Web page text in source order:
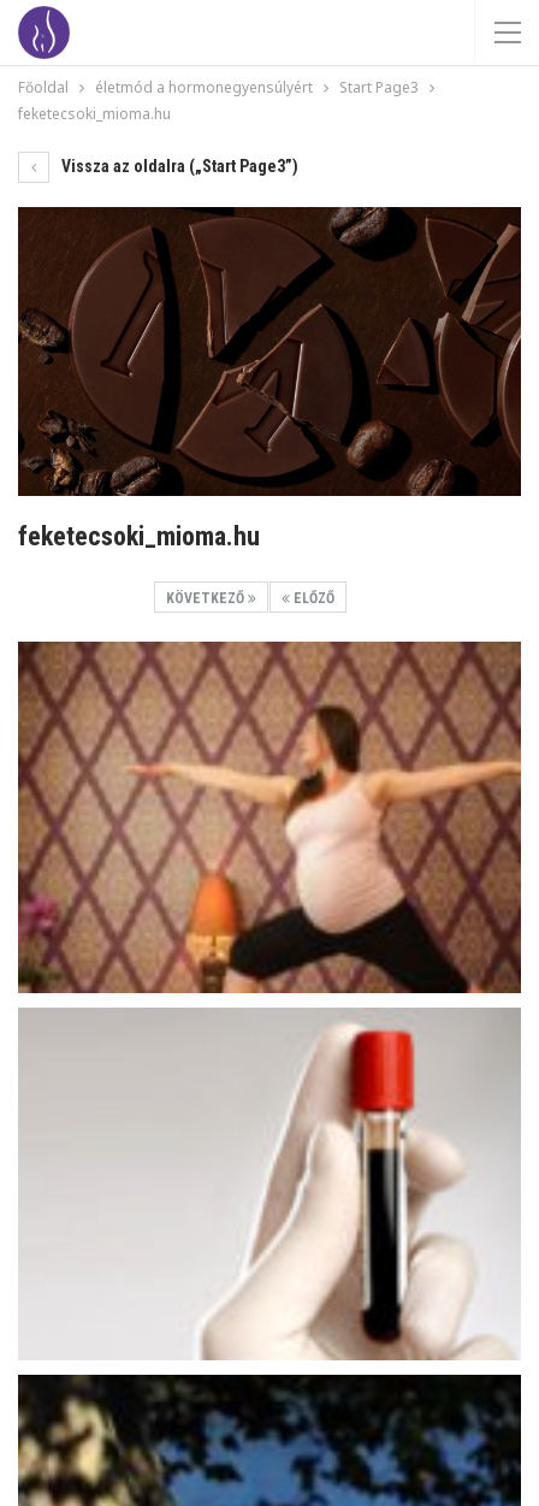
Főoldal életmód a hormonegyensúlyért
Start Page3
feketecsoki_mioma.hu
Vissza az oldalra („Start Page3”)
feketecsoki_mioma.hu
KÖVETKEZŐ ELŐZŐ